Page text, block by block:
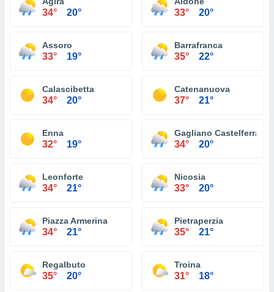
34° 20° 33° 20°
Assoro
33° 19°
Barrafranca
35° 22°
Calascibetta
34° 20°
Catenanuova
37° 21°
Enna
32° 19°
Gagliano Castelferrato
34° 20°
Leonforte
34° 21°
Nicosia
33° 20°
Piazza Armerina
34° 21°
Pietraperzia
35° 21°
Regalbuto
35° 20°
Troina
31° 18°